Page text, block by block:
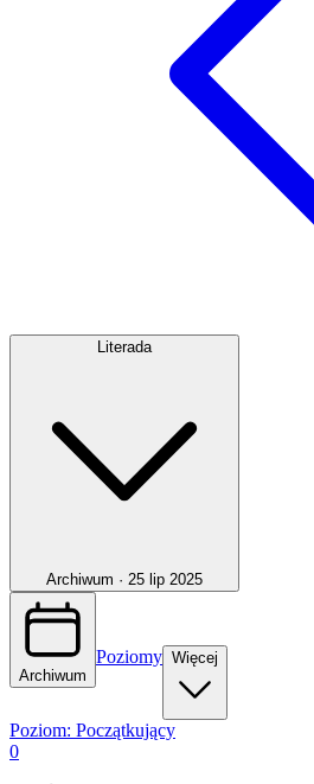
Literada
Archiwum · 25 lip 2025
Archiwum
Poziomy Więcej
Poziom: Początkujący
0